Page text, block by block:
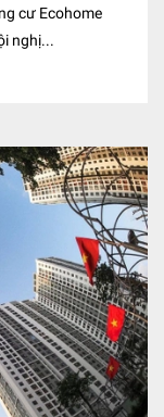
cư Ecohome
nghị...